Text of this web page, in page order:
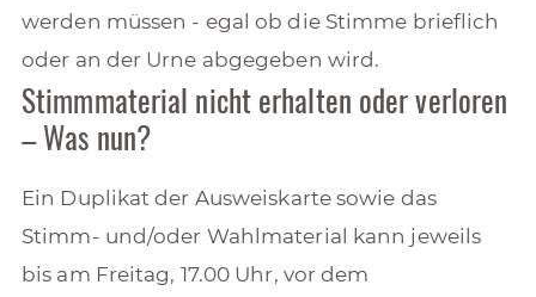
werden müssen - egal ob die Stimme brieflich
oder an der Urne abgegeben wird.
Stimmmaterial nicht erhalten oder verloren
– Was nun?
Ein Duplikat der Ausweiskarte sowie das
Stimm- und/oder Wahlmaterial kann jeweils
bis am Freitag, 17.00 Uhr, vor dem